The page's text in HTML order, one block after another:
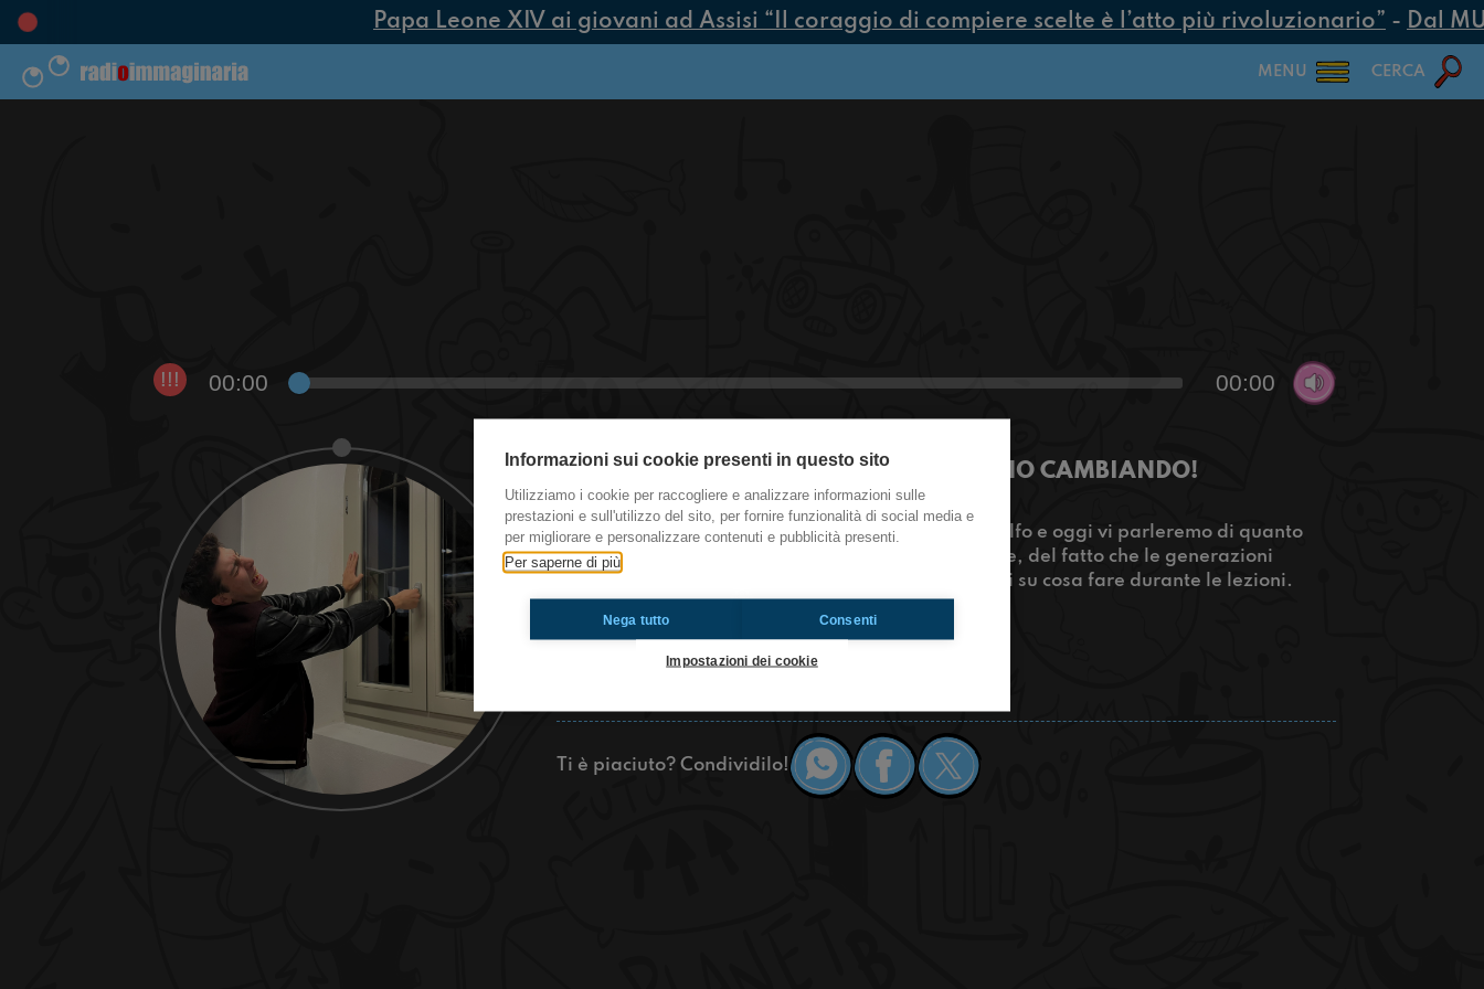
Papa Leone XIV ai giovani ad Assisi “Il coraggio di compiere scelte è l’atto più rivoluzionario”- Dal
MENU CERCA
!!! 00:00 00:00
#CastelGuelfo LE GENERAZIONI STANNO CAMBIANDO!
Bella rega questa è Radioimmaginaria Castel Guelfo e oggi vi parleremo di quanto
odiamo dover stare in classe durante la ricreazione, del fatto che le generazioni
stanno peggiorando e infine vi daremo degli spunti su cosa fare durante le lezioni.
https://www.radioimmaginaria.it
Ti è piaciuto? Condividilo!
Informazioni sui cookie presenti in questo sito
Utilizziamo i cookie per raccogliere e analizzare informazioni sulle
prestazioni e sull'utilizzo del sito, per fornire funzionalità di social media e
per migliorare e personalizzare contenuti e pubblicità presenti.
Per saperne di più
Nega tutto Consenti
Impostazioni dei cookie